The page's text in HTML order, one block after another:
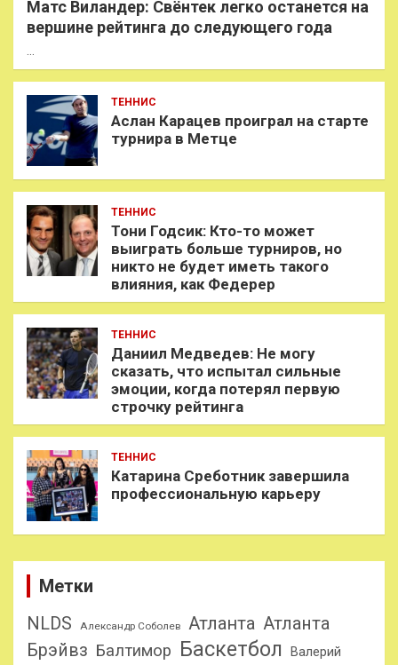
Матс Виландер: Свёнтек легко останется на
вершине рейтинга до следующего года
…
ТЕННИС
Аслан Карацев проиграл на старте
турнира в Метце
ТЕННИС
Тони Годсик: Кто-то может
выиграть больше турниров, но
никто не будет иметь такого
влияния, как Федерер
ТЕННИС
Даниил Медведев: Не могу
сказать, что испытал сильные
эмоции, когда потерял первую
строчку рейтинга
ТЕННИС
Катарина Среботник завершила
профессиональную карьеру
Метки
NLDS
Александр Соболев Атланта Атланта
Брэйвз Балтимор Баскетбол
Валерий